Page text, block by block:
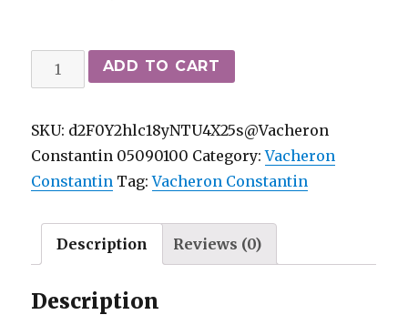
Zwitsers
Vacheron
Patrimonium
Grote
Taille
wijzerplaat
Gold
Diamond
ADD TO CART
SKU: d2F0Y2hlc18yNTU4X25s@Vacheron
Constantin 05090100 Category:Vacheron
Constantin Tag:Vacheron Constantin
Description Reviews (0)
Description